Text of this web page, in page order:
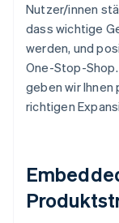
Nutzer/innen
dass wichtige
werden, und
One-Stop-
geben wir
richtigen